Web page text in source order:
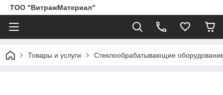
ТОО "ВитражМатериал"
Товары и услуги Стеклообрабатывающие